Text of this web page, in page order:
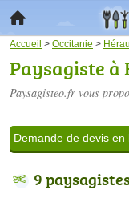
Accueil > Occitanie >
Paysagiste à
Paysagisteo.fr vous
Demande de devis en
9